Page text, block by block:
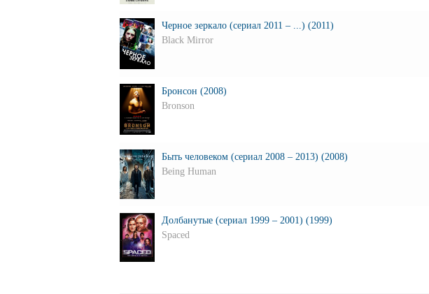
Черное зеркало (сериал 2011 – ...) (2011)
Black Mirror
Бронсон (2008)
Bronson
Быть человеком (сериал 2008 – 2013) (2008)
Being Human
Долбанутые (сериал 1999 – 2001) (1999)
Spaced